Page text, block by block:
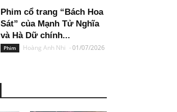
Phim cổ trang “Bách Hoa
Sát” của Mạnh Tử Nghĩa
và Hà Dữ chính...
Phim Hoàng Anh Nhi -01/07/2026